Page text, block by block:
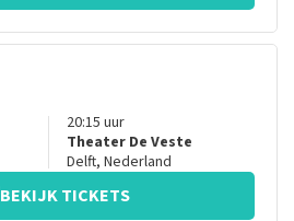
20:15 uur
Theater De Veste
Delft, Nederland
BEKIJK TICKETS